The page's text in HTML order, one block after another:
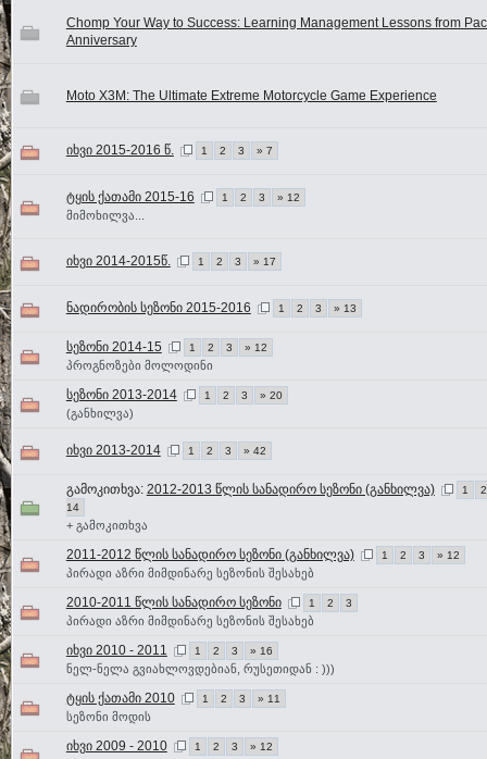
Chomp Your Way to Success: Learning Management Lessons from
Anniversary
Moto X3M: The Ultimate Extreme Motorcycle Game Experience
იხვი 2015-2016 წ. 1 2 3 » 7
ტყის ქათამი 2015-16 1 2 3 » 12
მიმოხილვა...
იხვი 2014-2015წ. 1 2 3 » 17
ნადირობის სეზონი 2015-2016 1 2 3 » 13
სეზონი 2014-15 1 2 3 » 12
პროგნოზები მოლოდინი
სეზონი 2013-2014 1 2 3 » 20
(განხილვა)
იხვი 2013-2014 1 2 3 » 42
გამოკითხვა: 2012-2013 წლის სანადირო სეზონი (განხილვა) 1
2
14
+ გამოკითხვა
2011-2012 წლის სანადირო სეზონი (განხილვა) 1 2 3 » 12
პირადი აზრი მიმდინარე სეზონის შესახებ
2010-2011 წლის სანადირო სეზონი 1 2 3
პირადი აზრი მიმდინარე სეზონის შესახებ
იხვი 2010 - 2011 1 2 3 » 16
ნელ-ნელა გვიახლოვდებიან, რუსეთიდან : )))
ტყის ქათამი 2010 1 2 3 » 11
სეზონი მოდის
იხვი 2009 - 2010 1 2 3 » 12